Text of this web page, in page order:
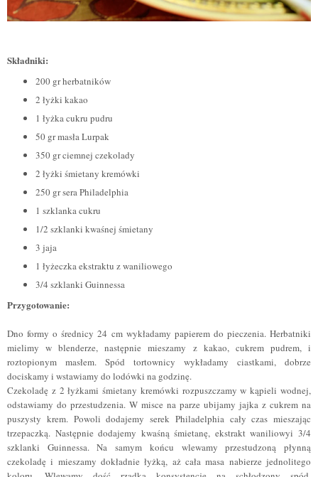
Składniki:
200 gr herbatników
2 łyżki kakao
1 łyżka cukru pudru
50 gr masła Lurpak
350 gr ciemnej czekolady
2 łyżki śmietany kremówki
250 gr sera Philadelphia
1 szklanka cukru
1/2 szklanki kwaśnej śmietany
3 jaja
1 łyżeczka ekstraktu z waniliowego
3/4 szklanki Guinnessa
Przygotowanie:
Dno formy o średnicy 24 cm wykładamy papierem do pieczenia. Herbatniki
mielimy w blenderze, następnie mieszamy z kakao, cukrem pudrem, i
roztopionym masłem. Spód tortownicy wykładamy ciastkami, dobrze
dociskamy i wstawiamy do lodówki na godzinę.
Czekoladę z 2 łyżkami śmietany kremówki rozpuszczamy w kąpieli wodnej,
odstawiamy do przestudzenia. W misce na parze ubijamy jajka z cukrem na
puszysty krem. Powoli dodajemy serek Philadelphia cały czas mieszając
trzepaczką. Następnie dodajemy kwaśną śmietanę, ekstrakt waniliowyi 3/4
szklanki Guinnessa. Na samym końcu wlewamy przestudzoną płynną
czekoladę i mieszamy dokładnie łyżką, aż cała masa nabierze jednolitego